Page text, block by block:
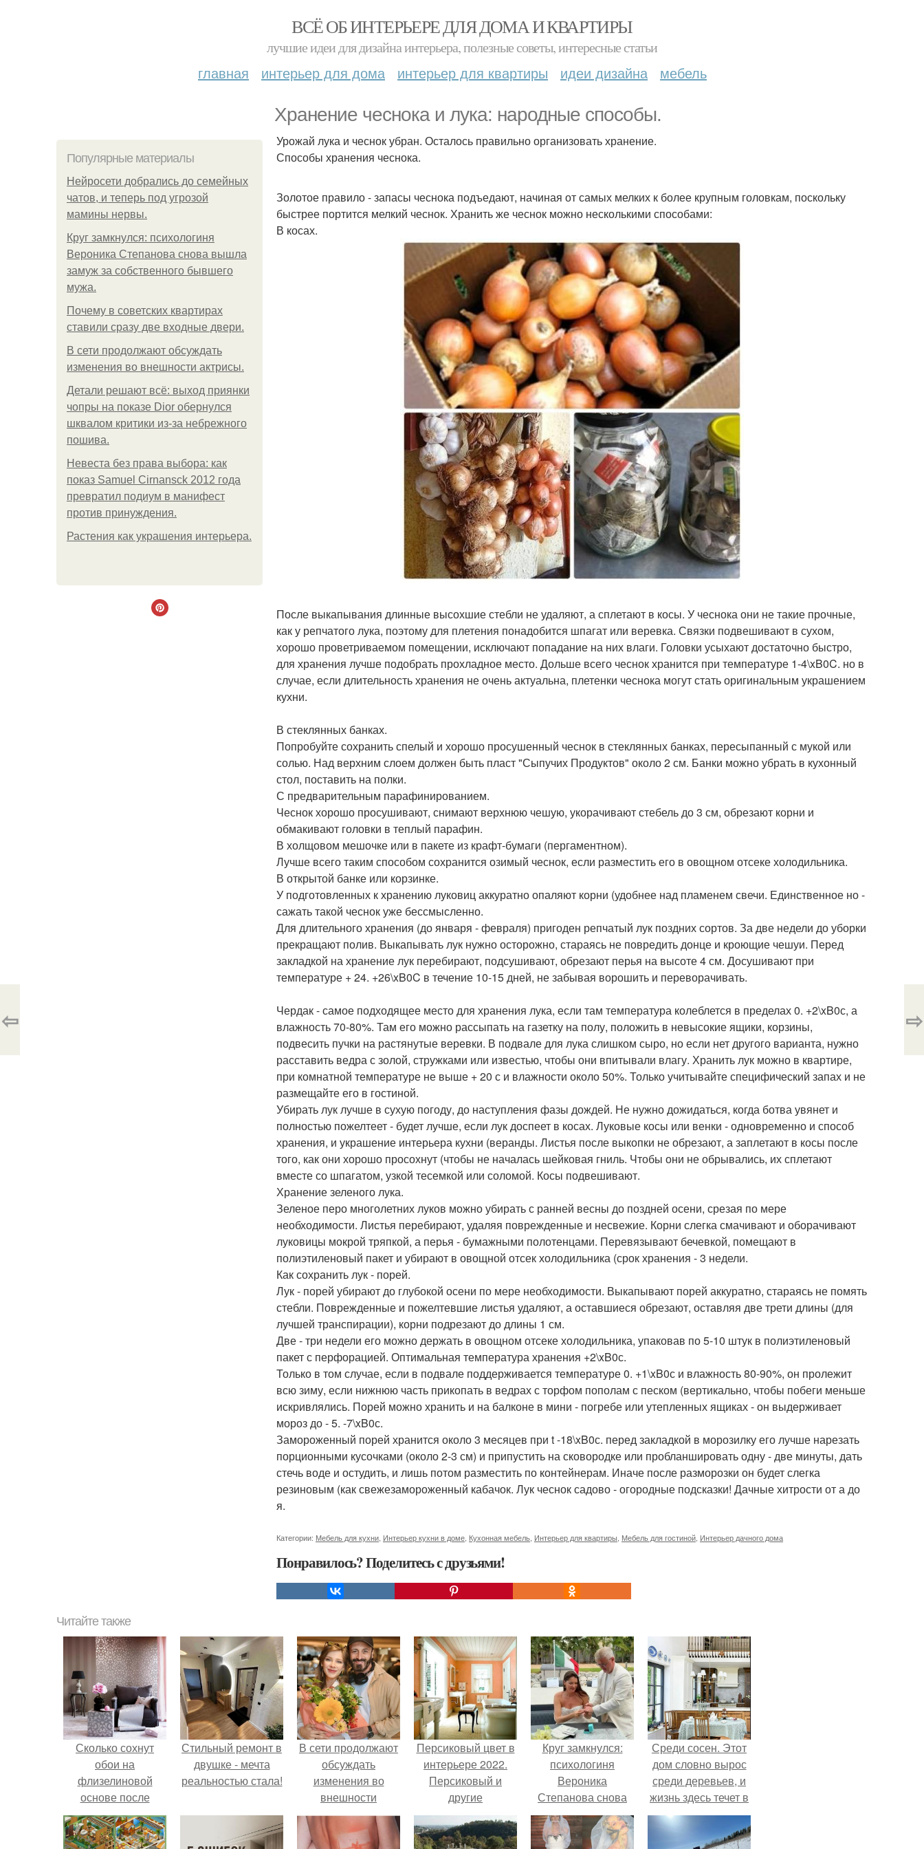
ВСЁ ОБ ИНТЕРЬЕРЕ ДЛЯ ДОМА И КВАРТИРЫ
лучшие идеи для дизайна интерьера, полезные советы, интересные статьи
главная интерьер для дома интерьер для квартиры идеи дизайна мебель
Хранение чеснока и лука: народные способы.
Популярные материалы
Нейросети добрались до семейных
чатов, и теперь под угрозой
мамины нервы.
Круг замкнулся: психологиня
Вероника Степанова снова вышла
замуж за собственного бывшего
мужа.
Почему в советских квартирах
ставили сразу две входные двери.
В сети продолжают обсуждать
изменения во внешности актрисы.
Детали решают всё: выход приянки
чопры на показе Dior обернулся
шквалом критики из-за небрежного
пошива.
Невеста без права выбора: как
показ Samuel Cirnansck 2012 года
превратил подиум в манифест
против принуждения.
Растения как украшения интерьера.
Урожай лука и чеснок убран. Осталось правильно организовать хранение.
Способы хранения чеснока.
Золотое правило - запасы чеснока подъедают, начиная от самых мелких к более крупным головкам, поскольку
быстрее портится мелкий чеснок. Хранить же чеснок можно несколькими способами:
В косах.
После выкапывания длинные высохшие стебли не удаляют, а сплетают в косы. У чеснока они не такие прочные,
как у репчатого лука, поэтому для плетения понадобится шпагат или веревка. Связки подвешивают в сухом,
хорошо проветриваемом помещении, исключают попадание на них влаги. Головки усыхают достаточно быстро,
для хранения лучше подобрать прохладное место. Дольше всего чеснок хранится при температуре 1-4\xB0C. но в
случае, если длительность хранения не очень актуальна, плетенки чеснока могут стать оригинальным украшением
кухни.
В стеклянных банках.
Попробуйте сохранить спелый и хорошо просушенный чеснок в стеклянных банках, пересыпанный с мукой или
солью. Над верхним слоем должен быть пласт "Сыпучих Продуктов" около 2 см. Банки можно убрать в кухонный
стол, поставить на полки.
С предварительным парафинированием.
Чеснок хорошо просушивают, снимают верхнюю чешую, укорачивают стебель до 3 см, обрезают корни и
обмакивают головки в теплый парафин.
В холщовом мешочке или в пакете из крафт-бумаги (пергаментном).
Лучше всего таким способом сохранится озимый чеснок, если разместить его в овощном отсеке холодильника.
В открытой банке или корзинке.
У подготовленных к хранению луковиц аккуратно опаляют корни (удобнее над пламенем свечи. Единственное но -
сажать такой чеснок уже бессмысленно.
Для длительного хранения (до января - февраля) пригоден репчатый лук поздних сортов. За две недели до уборки
прекращают полив. Выкапывать лук нужно осторожно, стараясь не повредить донце и кроющие чешуи. Перед
закладкой на хранение лук перебирают, подсушивают, обрезают перья на высоте 4 см. Досушивают при
температуре + 24. +26\xB0C в течение 10-15 дней, не забывая ворошить и переворачивать.
Чердак - самое подходящее место для хранения лука, если там температура колеблется в пределах 0. +2\xB0с, а
влажность 70-80%. Там его можно рассыпать на газетку на полу, положить в невысокие ящики, корзины,
подвесить пучки на растянутые веревки. В подвале для лука слишком сыро, но если нет другого варианта, нужно
расставить ведра с золой, стружками или известью, чтобы они впитывали влагу. Хранить лук можно в квартире,
при комнатной температуре не выше + 20 с и влажности около 50%. Только учитывайте специфический запах и не
размещайте его в гостиной.
Убирать лук лучше в сухую погоду, до наступления фазы дождей. Не нужно дожидаться, когда ботва увянет и
полностью пожелтеет - будет лучше, если лук доспеет в косах. Луковые косы или венки - одновременно и способ
хранения, и украшение интерьера кухни (веранды. Листья после выкопки не обрезают, а заплетают в косы после
того, как они хорошо просохнут (чтобы не началась шейковая гниль. Чтобы они не обрывались, их сплетают
вместе со шпагатом, узкой тесемкой или соломой. Косы подвешивают.
Хранение зеленого лука.
Зеленое перо многолетних луков можно убирать с ранней весны до поздней осени, срезая по мере
необходимости. Листья перебирают, удаляя поврежденные и несвежие. Корни слегка смачивают и оборачивают
луковицы мокрой тряпкой, а перья - бумажными полотенцами. Перевязывают бечевкой, помещают в
полиэтиленовый пакет и убирают в овощной отсек холодильника (срок хранения - 3 недели.
Как сохранить лук - порей.
Лук - порей убирают до глубокой осени по мере необходимости. Выкапывают порей аккуратно, стараясь не помять
стебли. Поврежденные и пожелтевшие листья удаляют, а оставшиеся обрезают, оставляя две трети длины (для
лучшей транспирации), корни подрезают до длины 1 см.
Две - три недели его можно держать в овощном отсеке холодильника, упаковав по 5-10 штук в полиэтиленовый
пакет с перфорацией. Оптимальная температура хранения +2\xB0с.
Только в том случае, если в подвале поддерживается температуре 0. +1\xB0с и влажность 80-90%, он пролежит
всю зиму, если нижнюю часть прикопать в ведрах с торфом пополам с песком (вертикально, чтобы побеги меньше
искривлялись. Порей можно хранить и на балконе в мини - погребе или утепленных ящиках - он выдерживает
мороз до - 5. -7\xB0с.
Замороженный порей хранится около 3 месяцев при t -18\xB0с. перед закладкой в морозилку его лучше нарезать
порционными кусочками (около 2-3 см) и припустить на сковородке или пробланшировать одну - две минуты, дать
стечь воде и остудить, и лишь потом разместить по контейнерам. Иначе после разморозки он будет слегка
резиновым (как свежезамороженный кабачок. Лук чеснок садово - огородные подсказки! Дачные хитрости от а до
я.
Категории: Мебель для кухни Интерьер кухни в доме Кухонная мебель Интерьер для квартиры Мебель для гостиной Интерьер дачного дома
Понравилось? Поделитесь с друзьями!
⇦ ⇨
Читайте также
Сколько сохнут
обои на
флизелиновой
основе после
поклейки. Когда
высохнет клей?
Стильный ремонт в
двушке - мечта
реальностью стала!
В сети продолжают
обсуждать
изменения во
внешности
актрисы.
Персиковый цвет в
интерьере 2022.
Персиковый и
другие
Круг замкнулся:
психологиня
Вероника
Степанова снова
вышла замуж за
собственного
Среди сосен. Этот
дом словно вырос
среди деревьев, и
жизнь здесь течет в
собственном ритме
- спокойно, без